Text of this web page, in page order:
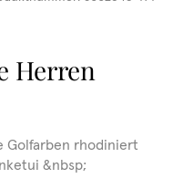
Herren
Golfarben rhodiniert
&nbsp;